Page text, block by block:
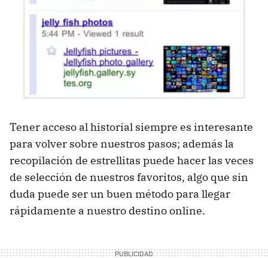
Tener acceso al historial siempre es interesante
para volver sobre nuestros pasos; además la
recopilación de estrellitas puede hacer las veces
de selección de nuestros favoritos, algo que sin
duda puede ser un buen método para llegar
rápidamente a nuestro destino online.